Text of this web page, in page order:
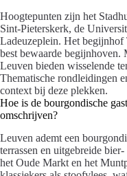
Hoogtepunten zijn het
Sint-Pieterskerk, de
Ladeuzeplein. Het begijnhof
best bewaarde
Leuven bieden wisselende
Thematische rondleidingen
context bij deze plekken.
Hoe is de bourgondische
omschrijven?
Leuven ademt een
terrassen en uitgebreide
het Oude Markt en het